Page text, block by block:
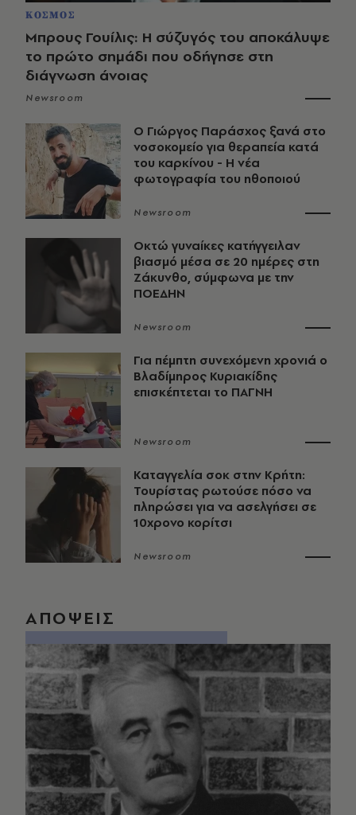
ΚΟΣΜΟΣ
Μπρους Γουίλις: Η σύζυγός του αποκάλυψε
το πρώτο σημάδι που οδήγησε στη
διάγνωση άνοιας
Newsroom
O Γιώργος Παράσχος ξανά στο
νοσοκομείο για θεραπεία κατά
του καρκίνου - Η νέα
φωτογραφία του ηθοποιού
Newsroom
Οκτώ γυναίκες κατήγγειλαν
βιασμό μέσα σε 20 ημέρες στη
Ζάκυνθο, σύμφωνα με την
ΠΟΕΔΗΝ
Newsroom
Για πέμπτη συνεχόμενη χρονιά ο
Βλαδίμηρος Κυριακίδης
επισκέπτεται το ΠΑΓΝΗ
Newsroom
Καταγγελία σοκ στην Κρήτη:
Τουρίστας ρωτούσε πόσο να
πληρώσει για να ασελγήσει σε
10χρονο κορίτσι
Newsroom
ΑΠΟΨΕΙΣ